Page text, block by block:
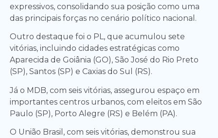
expressivos, consolidando sua posição como uma
das principais forças no cenário político nacional.
Outro destaque foi o PL, que acumulou sete
vitórias, incluindo cidades estratégicas como
Aparecida de Goiânia (GO), São José do Rio Preto
(SP), Santos (SP) e Caxias do Sul (RS).
Já o MDB, com seis vitórias, assegurou espaço em
importantes centros urbanos, com eleitos em São
Paulo (SP), Porto Alegre (RS) e Belém (PA).
O União Brasil, com seis vitórias, demonstrou sua